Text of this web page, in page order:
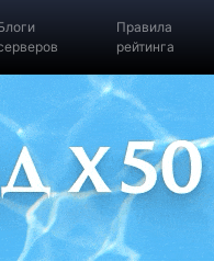
Правила
рейтинга